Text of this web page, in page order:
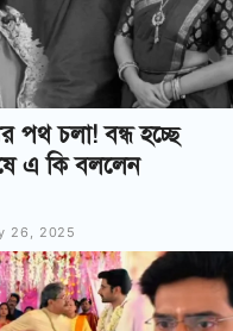
পথ চলা! বন্ধ হচ্ছে
এ কি বললেন
26, 2025